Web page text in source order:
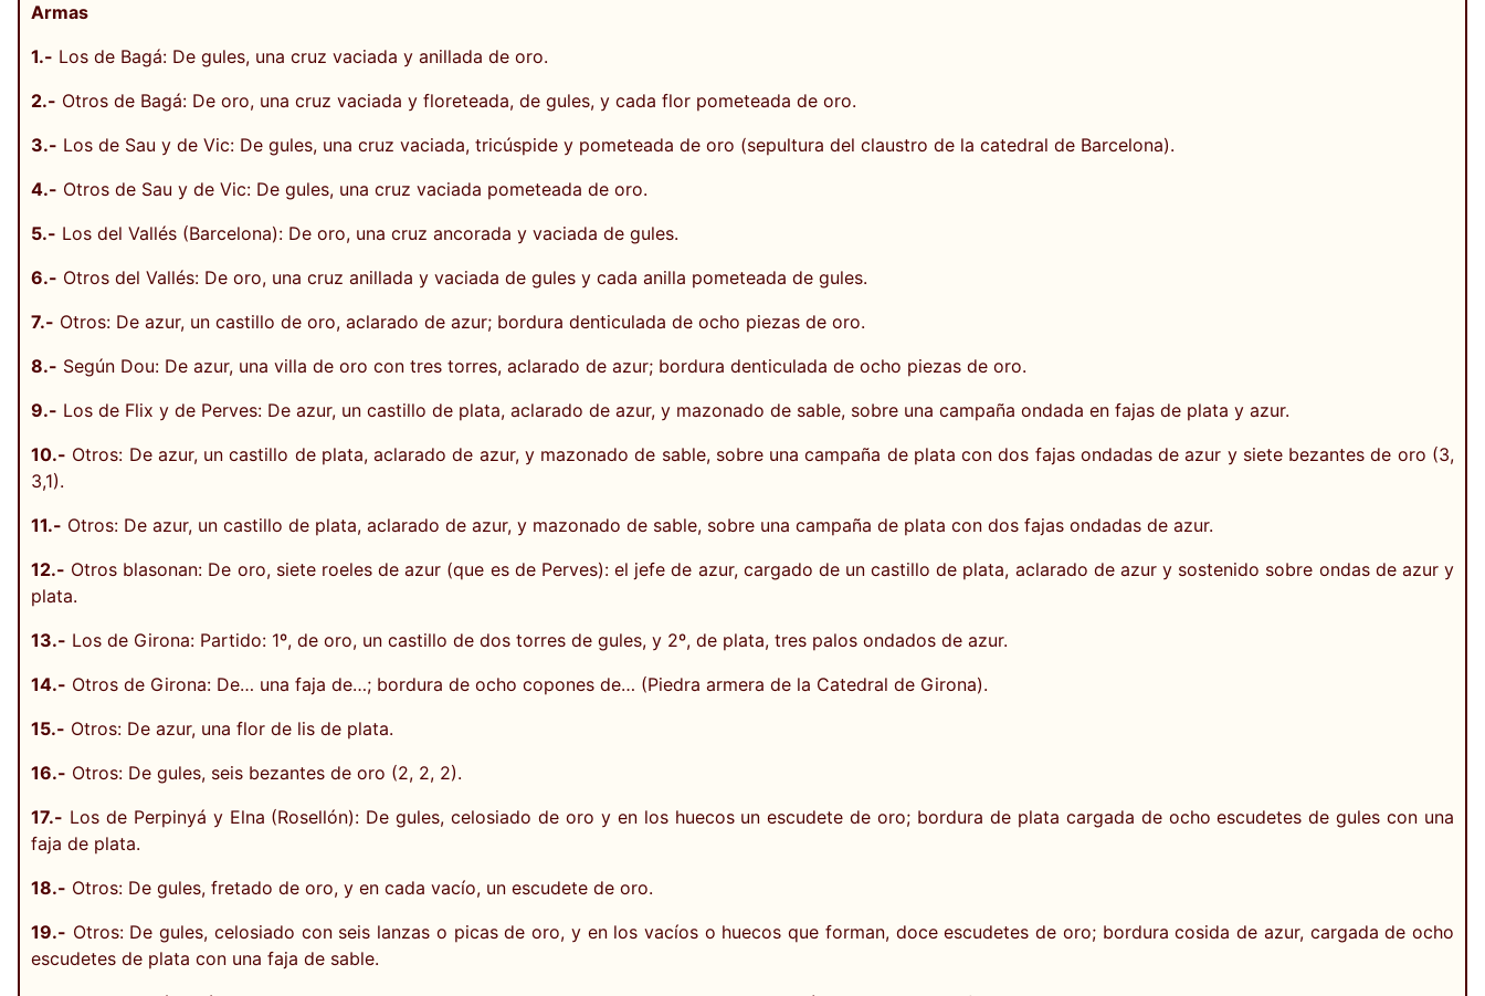
Armas
1.- Los de Bagá: De gules, una cruz vaciada y anillada de oro.
2.- Otros de Bagá: De oro, una cruz vaciada y floreteada, de gules, y cada flor pometeada de oro.
3.- Los de Sau y de Vic: De gules, una cruz vaciada, tricúspide y pometeada de oro (sepultura del claustro de la catedral de Barcelona).
4.- Otros de Sau y de Vic: De gules, una cruz vaciada pometeada de oro.
5.- Los del Vallés (Barcelona): De oro, una cruz ancorada y vaciada de gules.
6.- Otros del Vallés: De oro, una cruz anillada y vaciada de gules y cada anilla pometeada de gules.
7.- Otros: De azur, un castillo de oro, aclarado de azur; bordura denticulada de ocho piezas de oro.
8.- Según Dou: De azur, una villa de oro con tres torres, aclarado de azur; bordura denticulada de ocho piezas de oro.
9.- Los de Flix y de Perves: De azur, un castillo de plata, aclarado de azur, y mazonado de sable, sobre una campaña ondada en fajas de plata y azur.
10.- Otros: De azur, un castillo de plata, aclarado de azur, y mazonado de sable, sobre una campaña de plata con dos fajas ondadas de azur y siete bezantes de oro (3,
3,1).
11.- Otros: De azur, un castillo de plata, aclarado de azur, y mazonado de sable, sobre una campaña de plata con dos fajas ondadas de azur.
12.- Otros blasonan: De oro, siete roeles de azur (que es de Perves): el jefe de azur, cargado de un castillo de plata, aclarado de azur y sostenido sobre ondas de azur y
plata.
13.- Los de Girona: Partido: 1º, de oro, un castillo de dos torres de gules, y 2º, de plata, tres palos ondados de azur.
14.- Otros de Girona: De… una faja de…; bordura de ocho copones de… (Piedra armera de la Catedral de Girona).
15.- Otros: De azur, una flor de lis de plata.
16.- Otros: De gules, seis bezantes de oro (2, 2, 2).
17.- Los de Perpinyá y Elna (Rosellón): De gules, celosiado de oro y en los huecos un escudete de oro; bordura de plata cargada de ocho escudetes de gules con una
faja de plata.
18.- Otros: De gules, fretado de oro, y en cada vacío, un escudete de oro.
19.- Otros: De gules, celosiado con seis lanzas o picas de oro, y en los vacíos o huecos que forman, doce escudetes de oro; bordura cosida de azur, cargada de ocho
escudetes de plata con una faja de sable.